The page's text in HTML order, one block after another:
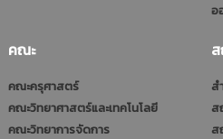
อ
คณะ
คณะครุศาสตร์
คณะวิทยาศาสตร์และเทคโนโลยี
คณะวิทยาการจัดการ
ส
ส
ส